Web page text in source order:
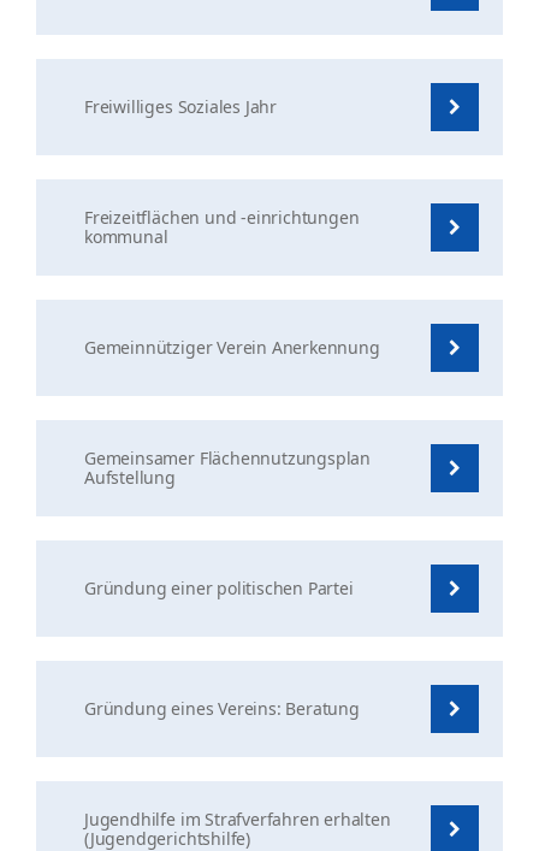
Freiwilliges Soziales Jahr
Freizeitflächen und -einrichtungen
kommunal
Gemeinnütziger Verein Anerkennung
Gemeinsamer Flächennutzungsplan
Aufstellung
Gründung einer politischen Partei
Gründung eines Vereins: Beratung
Jugendhilfe im Strafverfahren erhalten
(Jugendgerichtshilfe)